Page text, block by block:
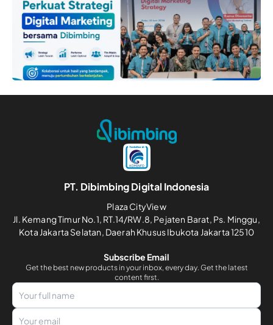
PT. Dibimbing Digital Indonesia
Plaza CityView
Jl. Kemang Timur No.1, RT.14/RW.8, Pejaten Barat, Ps. Minggu,
Kota Jakarta Selatan, Daerah Khusus Ibukota Jakarta 12510
Subscribe Email
Get the best new products in your inbox, every day. Get the latest
content first.